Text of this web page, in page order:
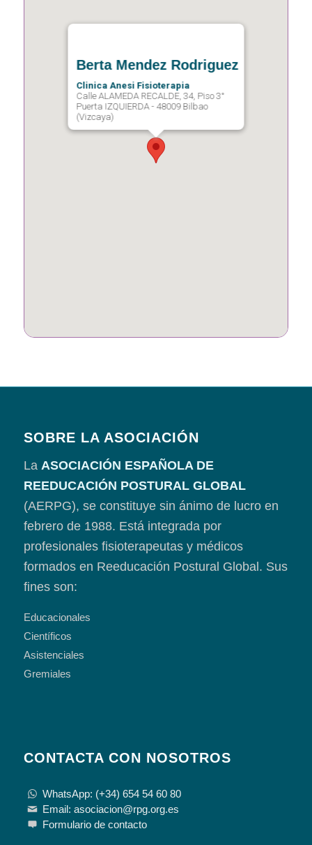
Berta Mendez Rodriguez
Clinica Anesi Fisioterapia
Calle ALAMEDA RECALDE, 34, Piso 3°
Puerta IZQUIERDA - 48009 Bilbao
(Vizcaya)
SOBRE LA ASOCIACIÓN
La ASOCIACIÓN ESPAÑOLA DE
REEDUCACIÓN POSTURAL GLOBAL
(AERPG), se constituye sin ánimo de lucro en
febrero de 1988. Está integrada por
profesionales fisioterapeutas y médicos
formados en Reeducación Postural Global. Sus
fines son:
Educacionales
Científicos
Asistenciales
Gremiales
CONTACTA CON NOSOTROS
WhatsApp: (+34) 654 54 60 80
Email: asociacion@rpg.org.es
Formulario de contacto